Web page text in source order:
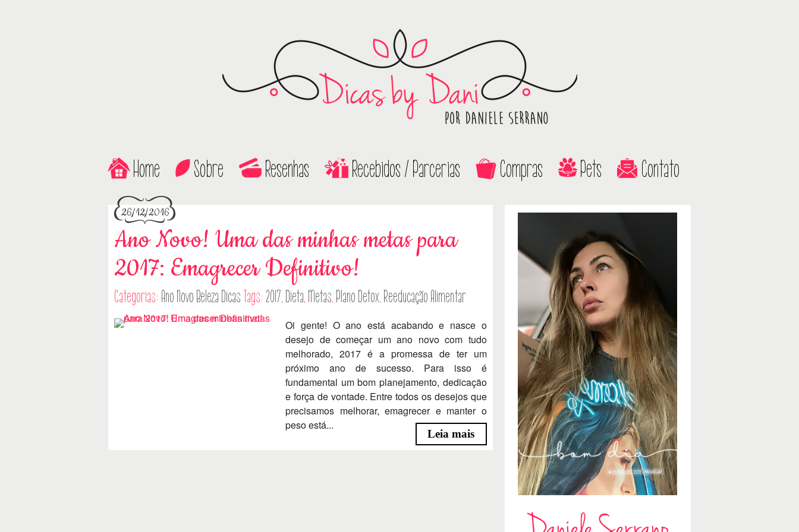
Home Sobre Resenhas Recebidos / Parcerias Compras Pets Contato
26/12/2016
Ano Novo! Uma das minhas metas para
2017: Emagrecer Definitivo!
Categorias: Ano Novo Beleza Dicas Tags: 2017, Dieta, Metas, Plano Detox, Reeducação Alimentar
Oi gente! O ano está acabando e nasce o
desejo de começar um ano novo com tudo
melhorado, 2017 é a promessa de ter um
próximo ano de sucesso. Para isso é
fundamental um bom planejamento, dedicação
e força de vontade. Entre todos os desejos que
precisamos melhorar, emagrecer e manter o
peso está...
Leia mais